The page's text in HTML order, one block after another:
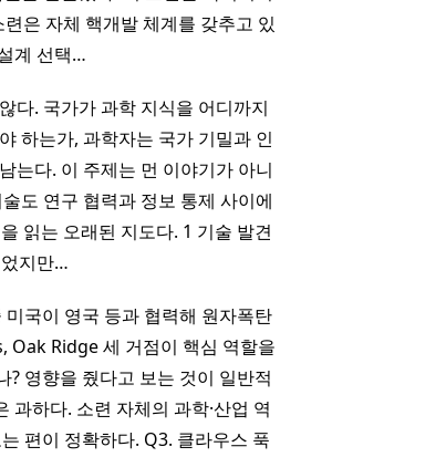
은 자체 핵개발 체계를 갖추고 있
계 선택…
다. 국가가 과학 지식을 어디까지
하는가, 과학자는 국가 기밀과 인
는다. 이 주제는 먼 이야기가 아니
도 연구 협력과 정보 통제 사이에
읽는 오래된 지도다. 1 기술 발견
지만…
국이 영국 등과 협력해 원자폭탄
Oak Ridge 세 거점이 핵심 역할을
영향을 줬다고 보는 것이 일반적
과하다. 소련 자체의 과학·산업 역
편이 정확하다. Q3. 클라우스 푹